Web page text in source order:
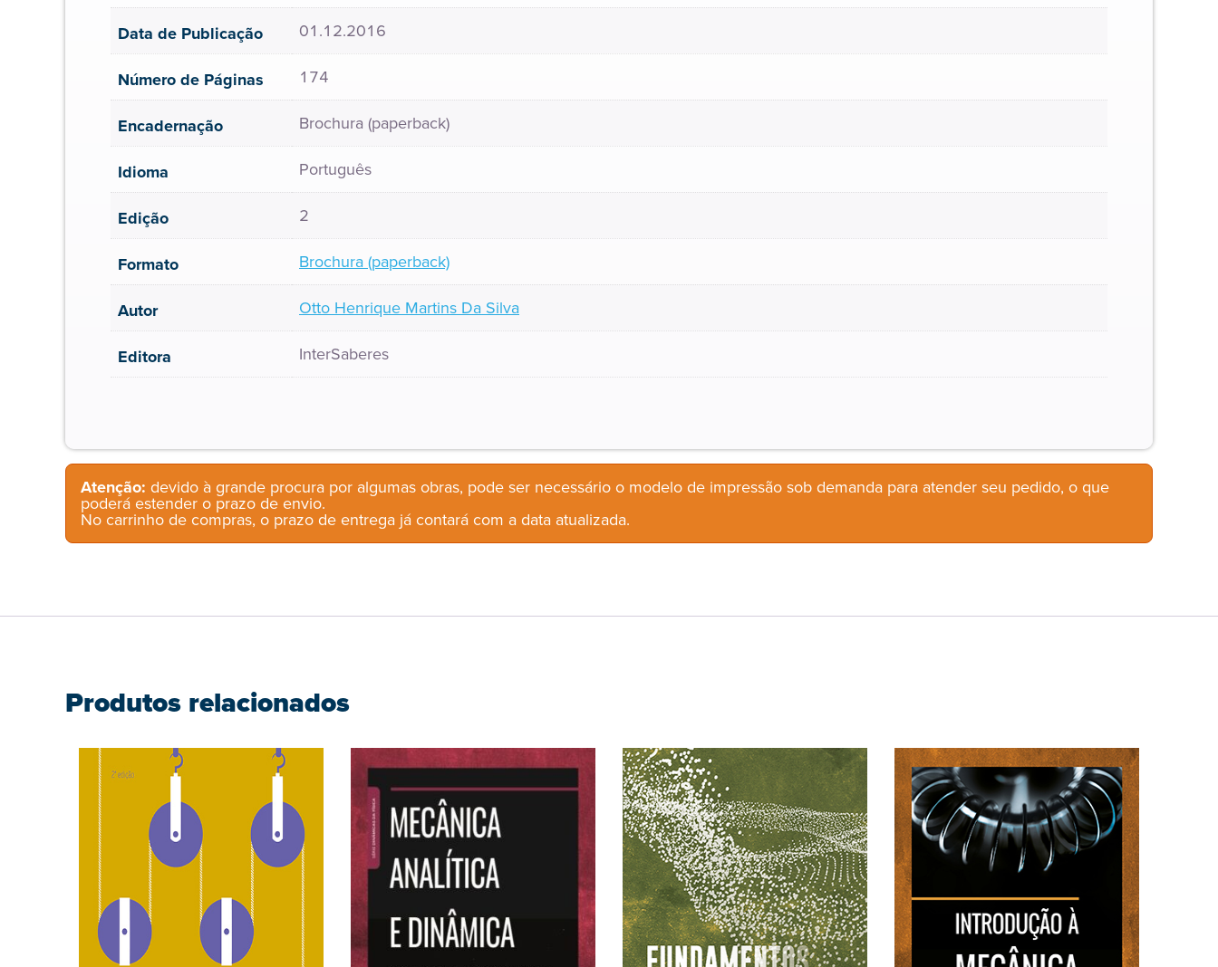
Data de Publicação 01.12.2016
Número de Páginas 174
Encadernação Brochura (paperback)
Idioma Português
Edição 2
Formato Brochura (paperback)
Autor Otto Henrique Martins Da Silva
Editora InterSaberes
Atenção: devido à grande procura por algumas obras, pode ser necessário o modelo de impressão sob demanda para atender seu pedido, o que
poderá estender o prazo de envio.
No carrinho de compras, o prazo de entrega já contará com a data atualizada.
Produtos relacionados